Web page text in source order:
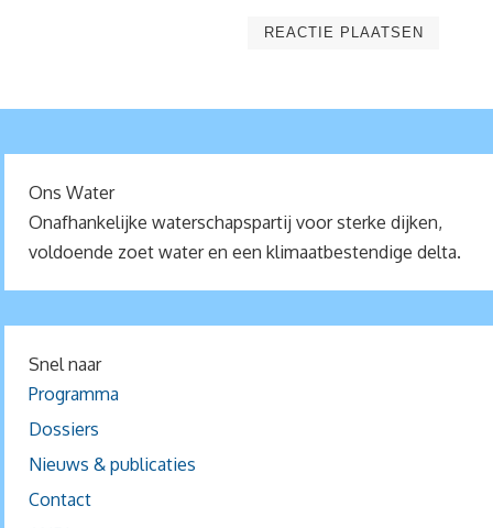
Ons Water
Onafhankelijke waterschapspartij voor sterke dijken,
voldoende zoet water en een klimaatbestendige delta.
Snel naar
Programma
Dossiers
Nieuws & publicaties
Contact